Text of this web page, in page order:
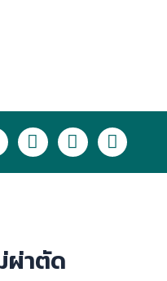
F
a
c
k
I
n
s
T
i
k
ผ่าตัด